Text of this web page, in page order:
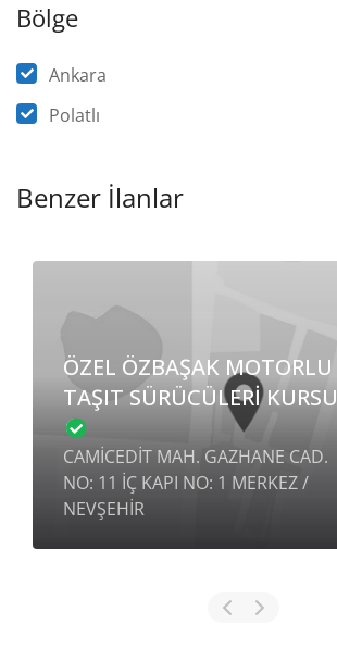
Bölge
Ankara
Polatlı
Benzer İlanlar
ÖZEL ÖZBAŞAK MOTORLU
TAŞIT SÜRÜCÜLERİ KURSU
CAMİCEDİT MAH. GAZHANE CAD.
NO: 11 İÇ KAPI NO: 1 MERKEZ /
NEVŞEHİR